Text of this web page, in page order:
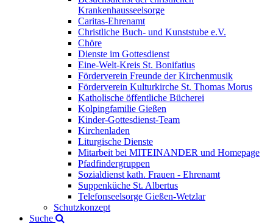
Krankenhausseelsorge
Caritas-Ehrenamt
Christliche Buch- und Kunststube e.V.
Chöre
Dienste im Gottesdienst
Eine-Welt-Kreis St. Bonifatius
Förderverein Freunde der Kirchenmusik
Förderverein Kulturkirche St. Thomas Morus
Katholische öffentliche Bücherei
Kolpingfamilie Gießen
Kinder-Gottesdienst-Team
Kirchenladen
Liturgische Dienste
Mitarbeit bei MITEINANDER und Homepage
Pfadfindergruppen
Sozialdienst kath. Frauen - Ehrenamt
Suppenküche St. Albertus
Telefonseelsorge Gießen-Wetzlar
Schutzkonzept
Suche